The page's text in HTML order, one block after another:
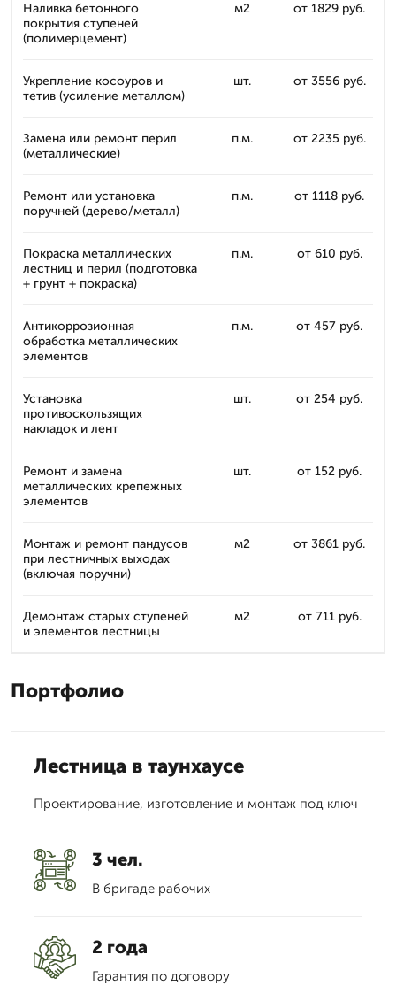
Наливка бетонного
покрытия ступеней
(полимерцемент)
м2 от 1829 руб.
Укрепление косоуров и
тетив (усиление металлом)
шт. от 3556 руб.
Замена или ремонт перил
(металлические)
п.м. от 2235 руб.
Ремонт или установка
поручней (дерево/металл)
п.м. от 1118 руб.
Покраска металлических
лестниц и перил (подготовка
+ грунт + покраска)
п.м. от 610 руб.
Антикоррозионная
обработка металлических
элементов
п.м. от 457 руб.
Установка
противоскользящих
накладок и лент
шт. от 254 руб.
Ремонт и замена
металлических крепежных
элементов
шт. от 152 руб.
Монтаж и ремонт пандусов
при лестничных выходах
(включая поручни)
м2 от 3861 руб.
Демонтаж старых ступеней
и элементов лестницы
м2 от 711 руб.
Портфолио
Лестница в таунхаусе
Проектирование, изготовление и монтаж под ключ
3 чел.
В бригаде рабочих
2 года
Гарантия по договору